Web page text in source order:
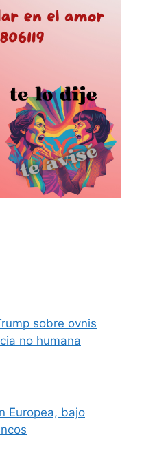
sobre ovnis
no humana
Europea, bajo